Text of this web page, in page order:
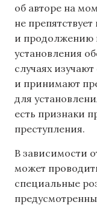
об авторе на
не
и продолжению
установления
случаях
и принимают
для
есть признаки
преступления.
В зависимости
может
специальные